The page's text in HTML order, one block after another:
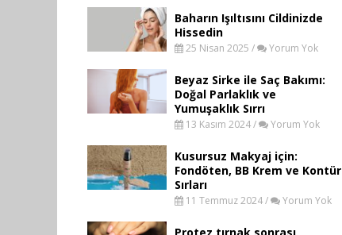
Baharın Işıltısını Cildinizde
Hissedin
25 Nisan 2025 / Yorum Yok
Beyaz Sirke ile Saç Bakımı:
Doğal Parlaklık ve
Yumuşaklık Sırrı
13 Kasım 2024 / Yorum Yok
Kusursuz Makyaj için:
Fondöten, BB Krem ve Kontür
Sırları
11 Temmuz 2024 / Yorum Yok